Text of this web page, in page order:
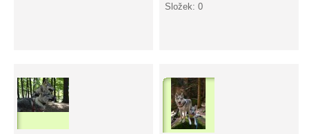
Složek: 0